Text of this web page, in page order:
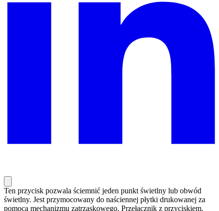
Ten przycisk pozwala ściemnić jeden punkt świetlny lub obwód
świetlny. Jest przymocowany do naściennej płytki drukowanej za
pomocą mechanizmu zatrzaskowego. Przełącznik z przyciskiem.